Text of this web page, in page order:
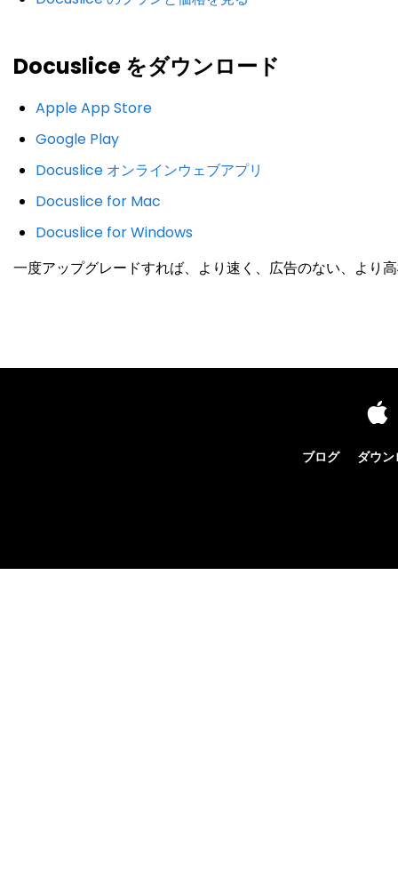
Docuslice をダウンロード
Apple App Store
Google Play
Docuslice オンラインウェブアプリ
Docuslice for Mac
Docuslice for Windows
一度アップグレードすれば、より速く、広告のない、よ
ブログ ダウ